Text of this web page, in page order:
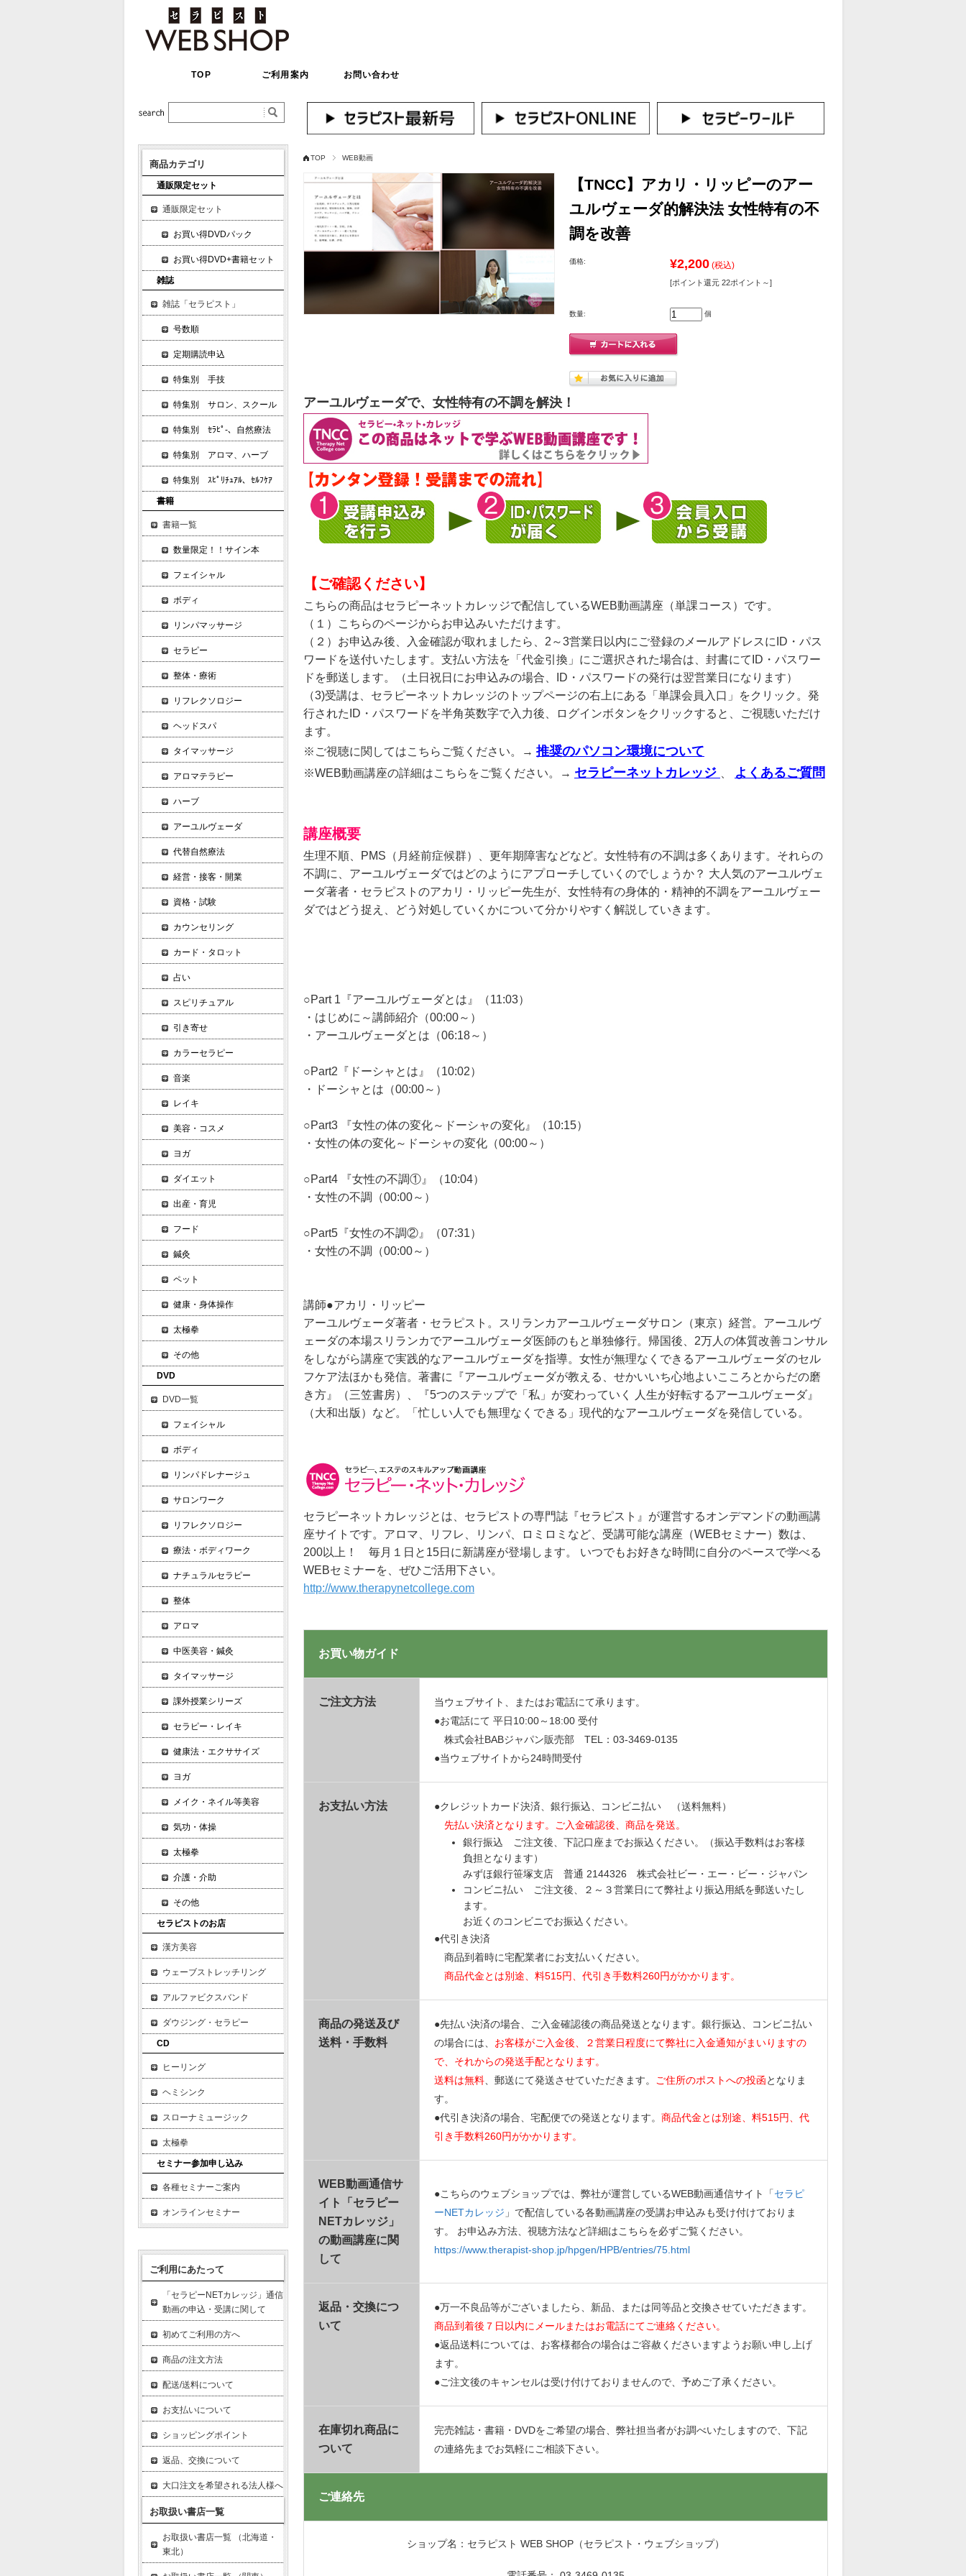
TOP ご利用案内 お問い合わせ
TOP WEB動画
【TNCC】アカリ・リッピーのアー
ユルヴェーダ的解決法 女性特有の不
調を改善
価格: ¥2,200 (税込)
[ポイント還元 22ポイント～]
数量: 個
アーユルヴェーダで、女性特有の不調を解決！
【ご確認ください】
こちらの商品はセラピーネットカレッジで配信しているWEB動画講座（単課コース）です。
（１）こちらのページからお申込みいただけます。
（２）お申込み後、入金確認が取れましたら、2～3営業日以内にご登録のメールアドレスにID・パス
ワードを送付いたします。支払い方法を「代金引換」にご選択された場合は、封書にてID・パスワー
ドを郵送します。（土日祝日にお申込みの場合、ID・パスワードの発行は翌営業日になります）
（3)受講は、セラピーネットカレッジのトップページの右上にある「単課会員入口」をクリック。発
行されたID・パスワードを半角英数字で入力後、ログインボタンをクリックすると、ご視聴いただけ
ます。
※ご視聴に関してはこちらご覧ください。→ 推奨のパソコン環境について
※WEB動画講座の詳細はこちらをご覧ください。→ セラピーネットカレッジ よくあるご質問
講座概要
生理不順、PMS（月経前症候群）、更年期障害などなど。女性特有の不調は多くあります。それらの
不調に、アーユルヴェーダではどのようにアプローチしていくのでしょうか？ 大人気のアーユルヴェ
ーダ著者・セラピストのアカリ・リッピー先生が、女性特有の身体的・精神的不調をアーユルヴェー
ダではどう捉え、どう対処していくかについて分かりやすく解説していきます。
○Part 1『アーユルヴェーダとは』（11:03）
・はじめに～講師紹介（00:00～）
・アーユルヴェーダとは（06:18～）
○Part2『ドーシャとは』（10:02）
・ドーシャとは（00:00～）
○Part3 『女性の体の変化～ドーシャの変化』（10:15）
・女性の体の変化～ドーシャの変化（00:00～）
○Part4 『女性の不調①』（10:04）
・女性の不調（00:00～）
○Part5『女性の不調②』（07:31）
・女性の不調（00:00～）
講師●アカリ・リッピー
アーユルヴェーダ著者・セラピスト。スリランカアーユルヴェーダサロン（東京）経営。アーユルヴ
ェーダの本場スリランカでアーユルヴェーダ医師のもと単独修行。帰国後、2万人の体質改善コンサル
をしながら講座で実践的なアーユルヴェーダを指導。女性が無理なくできるアーユルヴェーダのセル
フケア法ほかも発信。著書に『アーユルヴェーダが教える、せかいいち心地よいこころとからだの磨
き方』（三笠書房）、『5つのステップで「私」が変わっていく 人生が好転するアーユルヴェーダ』
（大和出版）など。「忙しい人でも無理なくできる」現代的なアーユルヴェーダを発信している。
セラピーネットカレッジとは、セラピストの専門誌『セラピスト』が運営するオンデマンドの動画講
座サイトです。アロマ、リフレ、リンパ、ロミロミなど、受講可能な講座（WEBセミナー）数は、
200以上！ 毎月１日と15日に新講座が登場します。 いつでもお好きな時間に自分のペースで学べる
WEBセミナーを、ぜひご活用下さい。
http://www.therapynetcollege.com
お買い物ガイド
ご注文方法
当ウェブサイト、またはお電話にて承ります。
●お電話にて 平日10:00～18:00 受付
株式会社BABジャパン販売部 TEL：03-3469-0135
●当ウェブサイトから24時間受付
お支払い方法
●クレジットカード決済、銀行振込、コンビニ払い （送料無料）
先払い決済となります。ご入金確認後、商品を発送。
銀行振込 ご注文後、下記口座までお振込ください。（振込手数料はお客様
負担となります）
みずほ銀行笹塚支店 普通 2144326 株式会社ビー・エー・ビー・ジャパン
コンビニ払い ご注文後、２～３営業日にて弊社より振込用紙を郵送いたし
ます。
お近くのコンビニでお振込ください。
●代引き決済
商品到着時に宅配業者にお支払いください。
商品代金とは別途、料515円、代引き手数料260円がかかります。
商品の発送及び
送料・手数料
●先払い決済の場合、ご入金確認後の商品発送となります。銀行振込、コンビニ払い
の場合には、 お客様がご入金後、２営業日程度にて弊社に入金通知がまいりますの
で、それからの発送手配となります。
送料は無料 、郵送にて発送させていただきます。 ご住所のポストへの投函となりま
す。
●代引き決済の場合、宅配便での発送となります。 商品代金とは別途、料515円、代
引き手数料260円がかかります。
WEB動画通信サ
イト「セラピー
NETカレッジ」
の動画講座に関
して
●こちらのウェブショップでは、弊社が運営しているWEB動画通信サイト「セラピ
ーNETカレッジ 」で配信している各動画講座の受講お申込みも受け付けておりま
す。 お申込み方法、視聴方法など詳細はこちらを必ずご覧ください。
https://www.therapist-shop.jp/hpgen/HPB/entries/75.html
返品・交換につ
いて
●万一不良品等がございましたら、新品、または同等品と交換させていただきます。
商品到着後７日以内にメールまたはお電話にてご連絡ください。
●返品送料については、お客様都合の場合はご容赦くださいますようお願い申し上げ
ます。
●ご注文後のキャンセルは受け付けておりませんので、予めご了承ください。
在庫切れ商品に
ついて
完売雑誌・書籍・DVDをご希望の場合、弊社担当者がお調べいたしますので、下記
の連絡先までお気軽にご相談下さい。
ご連絡先
ショップ名：セラピスト WEB SHOP（セラピスト・ウェブショップ）
商品カテゴリ
通販限定セット
通販限定セット
お買い得DVDパック
お買い得DVD+書籍セット
雑誌
雑誌「セラピスト」
号数順
定期購読申込
特集別 手技
特集別 サロン、スクール
特集別 ｾﾗﾋﾟ-、自然療法
特集別 アロマ、ハーブ
特集別 ｽﾋﾟﾘﾁｭｱﾙ、ｾﾙﾌｹｱ
書籍
書籍一覧
数量限定！！サイン本
フェイシャル
ボディ
リンパマッサージ
セラピー
整体・療術
リフレクソロジー
ヘッドスパ
タイマッサージ
アロマテラピー
ハーブ
アーユルヴェーダ
代替自然療法
経営・接客・開業
資格・試験
カウンセリング
カード・タロット
占い
スピリチュアル
引き寄せ
カラーセラピー
音楽
レイキ
美容・コスメ
ヨガ
ダイエット
出産・育児
フード
鍼灸
ペット
健康・身体操作
太極拳
その他
DVD
DVD一覧
フェイシャル
ボディ
リンパドレナージュ
サロンワーク
リフレクソロジー
療法・ボディワーク
ナチュラルセラピー
整体
アロマ
中医美容・鍼灸
タイマッサージ
課外授業シリーズ
セラピー・レイキ
健康法・エクササイズ
ヨガ
メイク・ネイル等美容
気功・体操
太極拳
介護・介助
その他
セラピストのお店
漢方美容
ウェーブストレッチリング
アルファビクスバンド
ダウジング・セラピー
CD
ヒーリング
ヘミシンク
スローナミュージック
太極拳
セミナー参加申し込み
各種セミナーご案内
オンラインセミナー
ご利用にあたって
「セラピーNETカレッジ」通信
動画の申込・受講に関して
初めてご利用の方へ
商品の注文方法
配送/送料について
お支払いについて
ショッピングポイント
返品、交換について
大口注文を希望される法人様へ
お取扱い書店一覧
お取扱い書店一覧 （北海道・
東北）